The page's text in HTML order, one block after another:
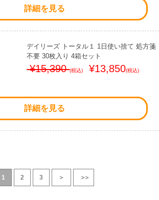
詳細を見る
デイリーズ トータル１ 1日使い捨て 処方箋
不要 30枚入り 4箱セット
¥15,390(税込) ¥13,850(税込)
詳細を見る
1 2 3 ＞ ＞＞